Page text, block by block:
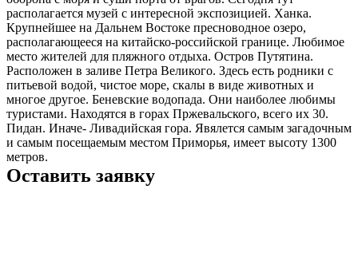
располагается музей с интересной экспозицией. Ханка.
Крупнейшее на Дальнем Востоке пресноводное озеро,
располагающееся на китайско-российской границе. Любимое
место жителей для пляжного отдыха. Остров Путятина.
Расположен в заливе Петра Великого. Здесь есть родники с
питьевой водой, чистое море, скалы в виде животных и
многое другое. Беневские водопада. Они наиболее любимы
туристами. Находятся в горах Пржевальского, всего их 30.
Пидан. Иначе- Ливадийская гора. Явялется самым загадочным
и самым посещаемым местом Приморья, имеет высоту 1300
метров.
Оставить заявку